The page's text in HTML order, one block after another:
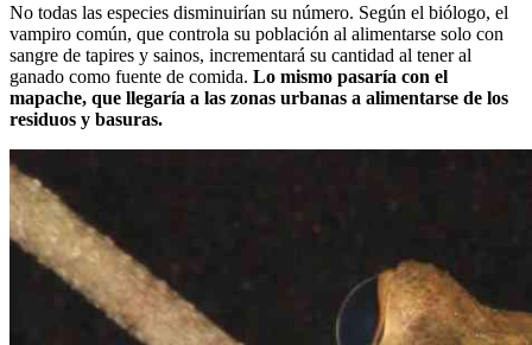
No todas las especies disminuirían su número. Según el biólogo, el
vampiro común, que controla su población al alimentarse solo con
sangre de tapires y sainos, incrementará su cantidad al tener al
ganado como fuente de comida. Lo mismo pasaría con el
mapache, que llegaría a las zonas urbanas a alimentarse de los
residuos y basuras.